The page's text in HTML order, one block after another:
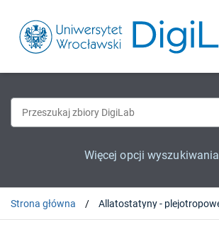
Więcej opcji wyszukiwania
Strona główna